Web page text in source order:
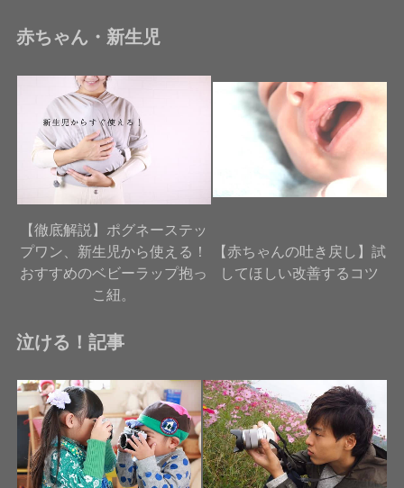
赤ちゃん・新生児
【徹底解説】ポグネーステッ
プワン、新生児から使える！
おすすめのベビーラップ抱っ
こ紐。
【赤ちゃんの吐き戻し】試
してほしい改善するコツ
泣ける！記事